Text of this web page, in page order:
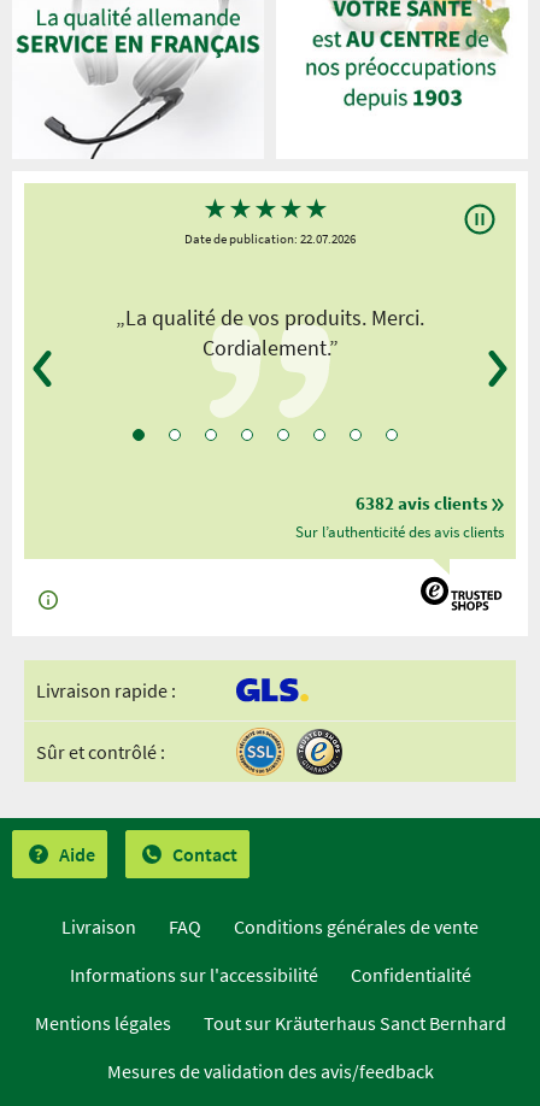
★★★★★
Date de publication: 22.07.2026
„La qualité de vos produits. Merci.
Cordialement.”
6382 avis clients
Sur l’authenticité des avis clients
Livraison rapide :
Sûr et contrôlé :
Aide Contact
Livraison FAQ
Conditions générales de vente
Informations sur l'accessibilité
Confidentialité
Mentions légales
Tout sur Kräuterhaus Sanct Bernhard
Mesures de validation des avis/feedback